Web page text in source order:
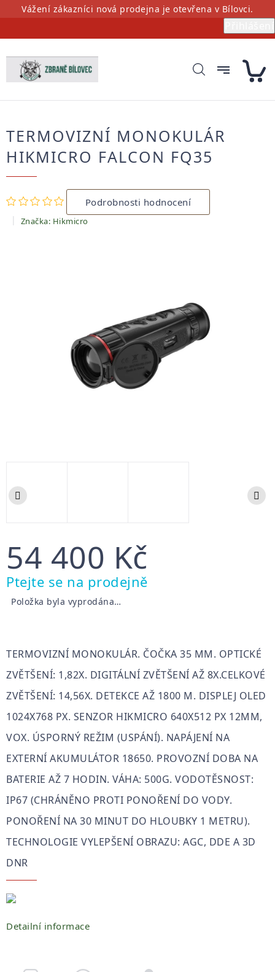
PřejítVážení zákazníci nová prodejna je otevřena v Bílovci.
TERMOVIZNÍ MONOKULÁR
HIKMICRO FALCON FQ35
Průměrné
hodnocení
produktu
je
Podrobnosti hodnocení
Značka: Hikmicro
54 400 Kč
Měrná
cena:
Ptejte se na prodejně
Položka byla vyprodána…
TERMOVIZNÍ MONOKULÁR. ČOČKA 35 MM. OPTICKÉ
ZVĚTŠENÍ: 1,82X. DIGITÁLNÍ ZVĚTŠENÍ AŽ 8X.CELKOVÉ
ZVĚTŠENÍ: 14,56X. DETEKCE AŽ 1800 M. DISPLEJ OLED
1024X768 PX. SENZOR HIKMICRO 640X512 PX 12ΜM,
VOX. ÚSPORNÝ REŽIM (USPÁNÍ). NAPÁJENÍ NA
EXTERNÍ AKUMULÁTOR 18650. PROVOZNÍ DOBA NA
BATERIE AŽ 7 HODIN. VÁHA: 500G. VODOTĚSNOST:
IP67 (CHRÁNĚNO PROTI PONOŘENÍ DO VODY.
PONOŘENÍ NA 30 MINUT DO HLOUBKY 1 METRU).
TECHNOLOGIE VYLEPŠENÍ OBRAZU: AGC, DDE A 3D
DNR
Detailní informace